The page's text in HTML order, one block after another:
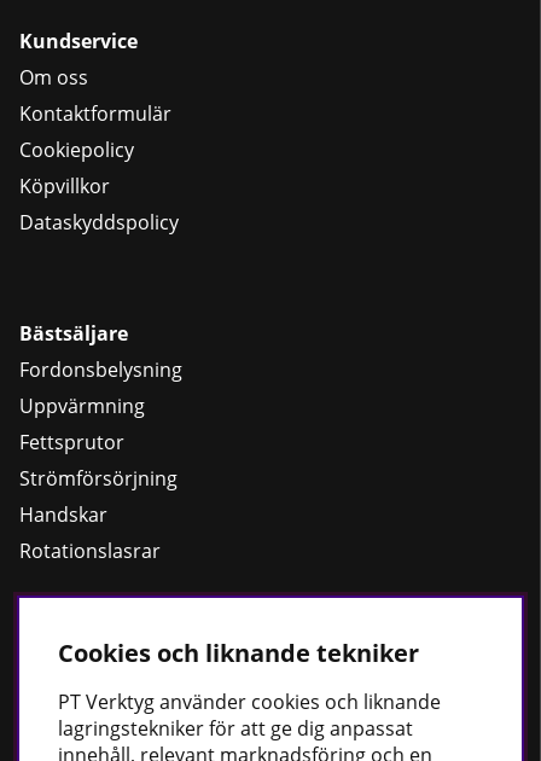
Kundservice
Om oss
Kontaktformulär
Cookiepolicy
Köpvillkor
Dataskyddspolicy
Bästsäljare
Fordonsbelysning
Uppvärmning
Fettsprutor
Strömförsörjning
Handskar
Rotationslasrar
Håll dig uppdaterad
Nyheter
Guider
Cookies och liknande tekniker
PTVerktyg använder cookies och liknande
lagringstekniker för att ge dig anpassat
innehåll, relevant marknadsföring och en